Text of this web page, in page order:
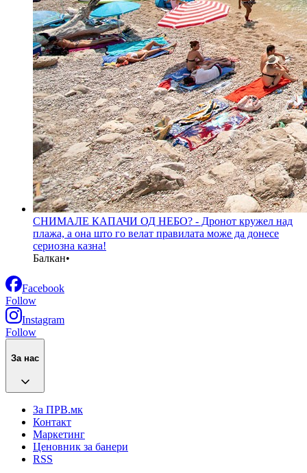
СНИМАЛЕ КАПАЧИ ОД НЕБО? - Дронот кружел над
плажа, а она што го велат правилата може да донесе
сериозна казна!
Балкан•
Facebook
Follow
Instagram
Follow
За нас
За ПРВ.мк
Контакт
Маркетинг
Ценовник за банери
RSS